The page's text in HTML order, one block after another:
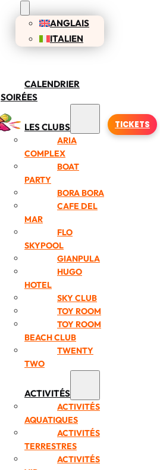
ANGLAIS
ITALIEN
CALENDRIER
SOIRÉES
LES CLUBS
ARIA
COMPLEX
BOAT
PARTY
BORA BORA
CAFE DEL
MAR
FLO
SKYPOOL
GIANPULA
HUGO
HOTEL
SKY CLUB
TOY ROOM
TOY ROOM
BEACH CLUB
TWENTY
TWO
ACTIVITÉS
ACTIVITÉS
AQUATIQUES
ACTIVITÉS
TERRESTRES
ACTIVITÉS
TICKETS